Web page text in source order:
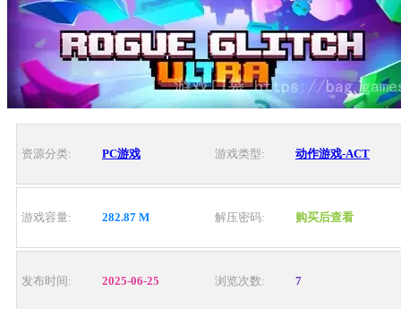
资源分类: PC游戏 游戏类型: 动作游戏-ACT
游戏容量: 282.87 M 解压密码: 购买后查看
发布时间: 2025-06-25 浏览次数: 7